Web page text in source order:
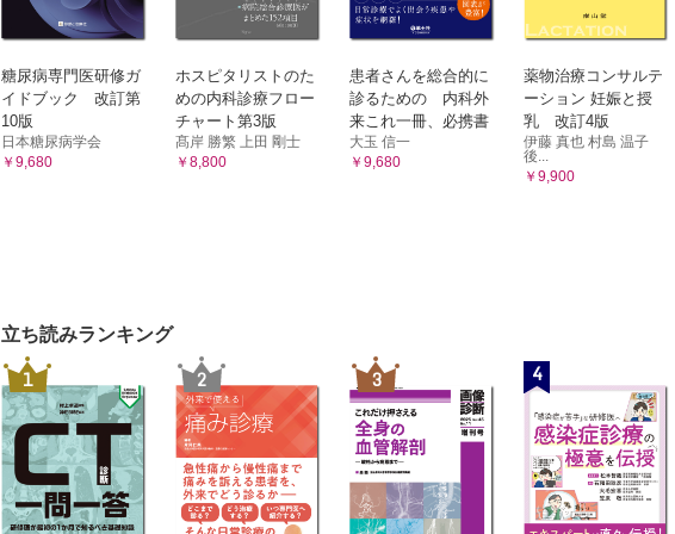
E 術後のドレッシングとストーマ袋の交換
2 どこを，どのように観察するか
A 早期合併症が管理困難を招く
B ストーマの観察
C 腸蠕動と便の排出
D 粘膜皮膚縫合部の抜糸
A ストーマ合併症の定義
B 早期合併症と晩期合併症
C 合併症の重症度による分類
D ストーマ管理困難
2 早期合併症
A ストーマ粘膜皮膚離開
B ストーマ陥没・陥凹
糖尿病専門医研修ガ
イドブック 改訂第
10版
日本糖尿病学会
￥9,680
ホスピタリストのた
めの内科診療フロー
チャート第3版
髙岸 勝繁 上田 剛士
￥8,800
患者さんを総合的に
診るための 内科外
来これ一冊、必携書
大玉 信一
￥9,680
薬物治療コンサルテ
ーション 妊娠と授
乳 改訂4版
伊藤 真也 村島 温子
後...
￥9,900
立ち読みランキング
1 2 3 4